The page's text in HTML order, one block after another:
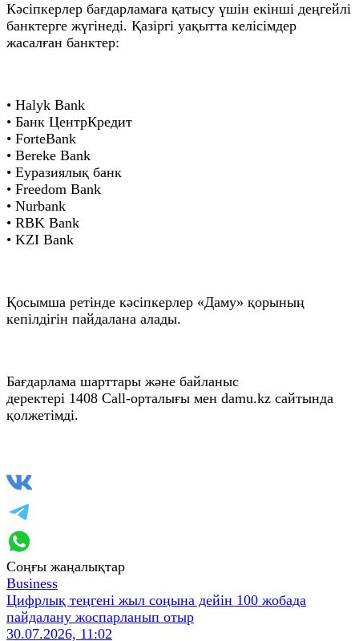
Кәсіпкерлер бағдарламаға қатысу үшін екінші деңгейлі
банктерге жүгінеді. Қазіргі уақытта келісімдер
жасалған банктер:
• Halyk Bank
• Банк ЦентрКредит
• ForteBank
• Bereke Bank
• Еуразиялық банк
• Freedom Bank
• Nurbank
• RBK Bank
• KZI Bank
Қосымша ретінде кәсіпкерлер «Даму» қорының
кепілдігін пайдалана алады.
Бағдарлама шарттары және байланыс
деректері 1408 Call-орталығы мен damu.kz сайтында
қолжетімді.
Соңғы жаңалықтар
Business
Цифрлық теңгені жыл соңына дейін 100 жобада
пайдалану жоспарланып отыр
30.07.2026, 11:02